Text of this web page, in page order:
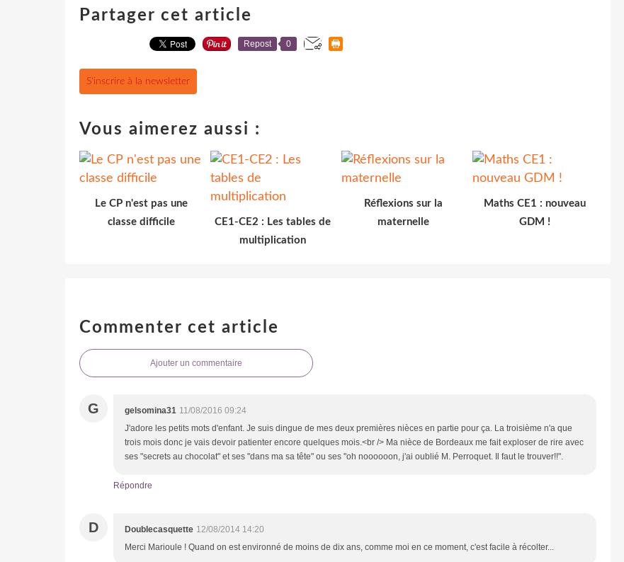
Partager cet article
Repost 0
S'inscrire à la newsletter
Vous aimerez aussi :
Le CP n'est pas une
classe difficile
CE1-CE2 : Les tables de
multiplication
Réflexions sur la
maternelle
Maths CE1 : nouveau
GDM !
Commenter cet article
Ajouter un commentaire
G gelsomina31 11/08/2016 09:24
J'adore les petits mots d'enfant. Je suis dingue de mes deux premières nièces en partie pour ça. La troisième n'a que
trois mois donc je vais devoir patienter encore quelques mois.<br /> Ma nièce de Bordeaux me fait exploser de rire avec
ses "secrets au chocolat" et ses "dans ma sa tête" ou ses "oh noooooon, j'ai oublié M. Perroquet. Il faut le trouver!!".
Répondre
D Doublecasquette 12/08/2014 14:20
Merci Marioule ! Quand on est environné de moins de dix ans, comme moi en ce moment, c'est facile à récolter...